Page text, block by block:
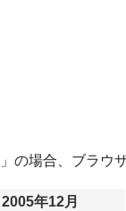
」の場合、ブラウ
2005年12月